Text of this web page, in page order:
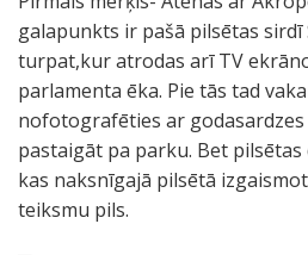
galapunkts ir pašā pilsētas sirdī
turpat,kur atrodas arī TV
parlamenta ēka. Pie tās tad
nofotografēties ar
pastaigāt pa parku. Bet
kas naksnīgajā pilsētā
teiksmu pils.